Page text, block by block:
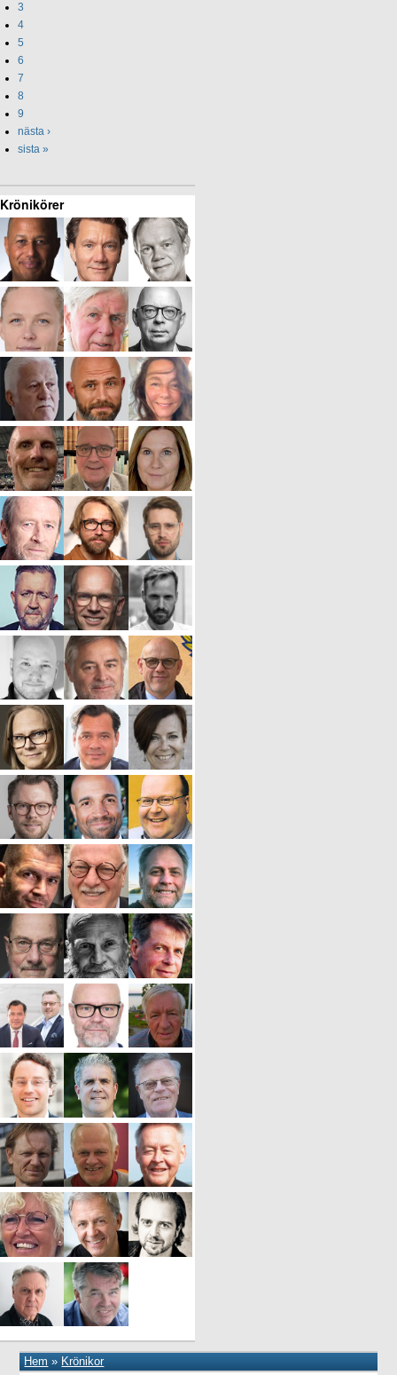
3
4
5
6
7
8
9
nästa ›
sista »
Krönikörer
Hem » Krönikor